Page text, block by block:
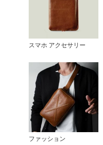
スマホ アクセサリー
ファッション